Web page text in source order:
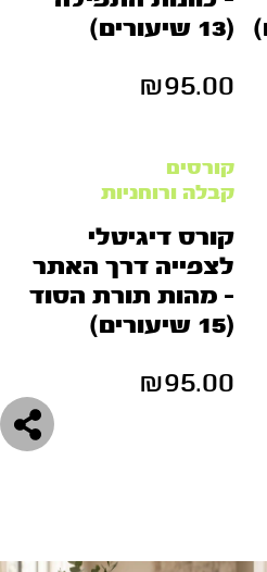
(13 שיעורים)
₪95.00
קורסים
קבלה ורוחניות
קורס דיגיטלי
לצפייה דרך האתר
– מהות תורת הסוד
(15 שיעורים)
₪95.00